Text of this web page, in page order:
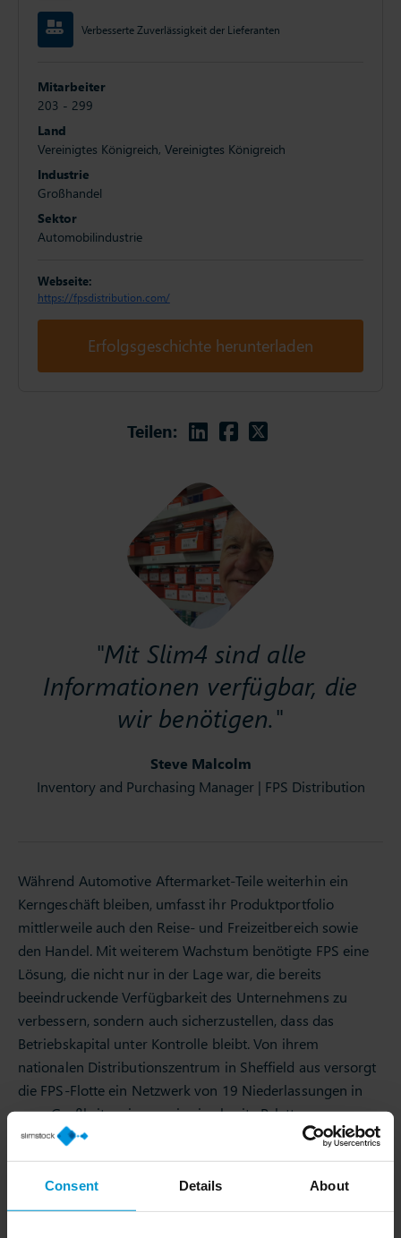
Consent Details About
Steve Malcolm
Inventory and Purchasing Manager | FPS Distribution
"Mit Slim4 sind alle
Informationen verfügbar, die
wir benötigen."
Während Automotive Aftermarket-Teile weiterhin ein
Kerngeschäft bleiben, umfasst ihr Produktportfolio
mittlerweile auch den Reise- und Freizeitbereich sowie
den Handel. Mit weiterem Wachstum benötigte FPS eine
Lösung, die nicht nur in der Lage war, die bereits
beeindruckende Verfügbarkeit des Unternehmens zu
verbessern, sondern auch sicherzustellen, dass das
Betriebskapital unter Kontrolle bleibt. Von ihrem
nationalen Distributionszentrum in Sheffield aus versorgt
die FPS-Flotte ein Netzwerk von 19 Niederlassungen in
ganz Großbritannien sowie eine breite Palette an
Motorfaktoren und Einzelhändlern. Angesichts der
Tatsache, dass FPS derzeit über 110.000 Produktlinien
vorrätig hat und in naher Zukunft weitere 20.000 Linien
hinzufügen wird, wurde die Verwaltung der
Verbesserte Zuverlässigkeit der Lieferanten
Mitarbeiter
203 - 299
Land
Vereinigtes Königreich, Vereinigtes Königreich
Industrie
Großhandel
Sektor
Automobilindustrie
Webseite:
https://fpsdistribution.com/
Erfolgsgeschichte herunterladen
Teilen: Linkedin
Facebook
Twitter